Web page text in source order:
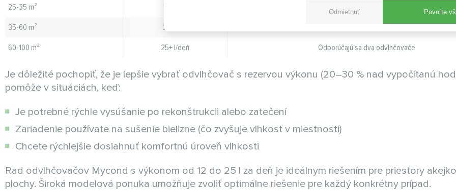
25-35 m²
16 l/deň
Yugo Smart 16
35-60 m²
25 l/deň
60-100 m²
25+ l/deň Odporúčajú sa dva odvlhčovače
Je dôležité pochopiť, že je lepšie vybrať odvlhčovač s rezervou výkonu (20–30 % nad vypočítanú
pomôže v situáciách, keď:
Je potrebné rýchle vysúšanie po rekonštrukcii alebo zatečení
Zariadenie používate na sušenie bielizne (čo zvyšuje vlhkosť v miestnosti)
Chcete rýchlejšie dosiahnuť komfortnú úroveň vlhkosti
Rad odvlhčovačov Mycond s výkonom od 12 do 25 l za deň je ideálnym riešením pre priestory
plochy. Široká modelová ponuka umožňuje zvoliť optimálne riešenie pre každý konkrétny prípad.
Odmietnuť Povoľte